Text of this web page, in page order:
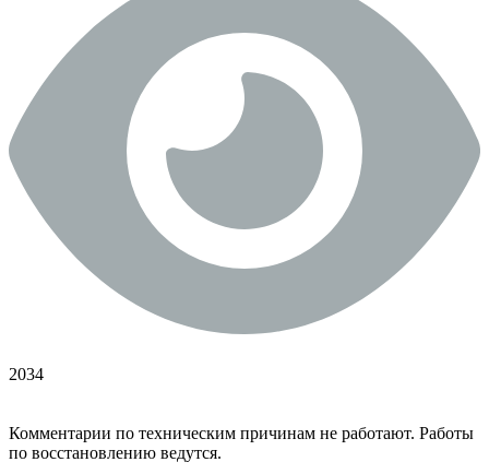
2034
Комментарии по техническим причинам не работают. Работы
по восстановлению ведутся.